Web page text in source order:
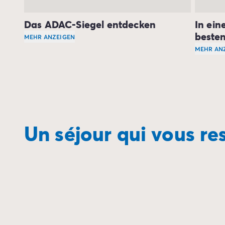
Reiserücktrittsversicherung
Das ADAC-Siegel entdecken
MEHR ANZEIGEN
In
MEHR
Un séjour qui vous